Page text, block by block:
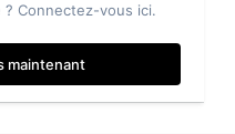
? Connectez-vous ici.
maintenant